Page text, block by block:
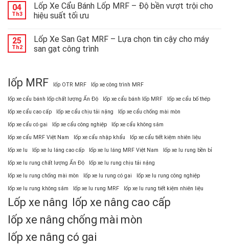
pháp
các
04
Th3
Lốp Xe Cẩu Bánh Lốp MRF – Độ bền vượt trội cho
hiệu suất tối ưu
25
Th2
Lốp Xe San Gạt MRF – Lựa chọn tin cậy cho máy
san gạt công trình
lốp MRF lốp OTR MRF lốp xe công trình MRF
lốp xe cẩu bánh lốp chất lượng Ấn Độ lốp xe cẩu bánh lốp MRF
lốp xe cẩu bố thép
lốp xe cẩu cao cấp
lốp xe cẩu chịu tải nặng
lốp xe cẩu chống mài mòn
lốp xe cẩu có gai
lốp xe cẩu công nghiệp
lốp xe cẩu không săm
lốp xe cẩu MRF Việt Nam
lốp xe cẩu nhập khẩu
lốp xe cẩu tiết kiệm nhiên liệu
lốp xe lu
lốp xe lu láng cao cấp lốp xe lu láng MRF Việt Nam
lốp xe lu rung bền bỉ
lốp xe lu rung chất lượng Ấn Độ
lốp xe lu rung chịu tải nặng
lốp xe lu rung chống mài mòn
lốp xe lu rung có gai
lốp xe lu rung công nghiệp
lốp xe lu rung không săm
lốp xe lu rung MRF lốp xe lu rung tiết kiệm nhiên liệu
Lốp xe nâng lốp xe nâng cao cấp
lốp xe nâng chống mài mòn
lốp xe nâng có gai